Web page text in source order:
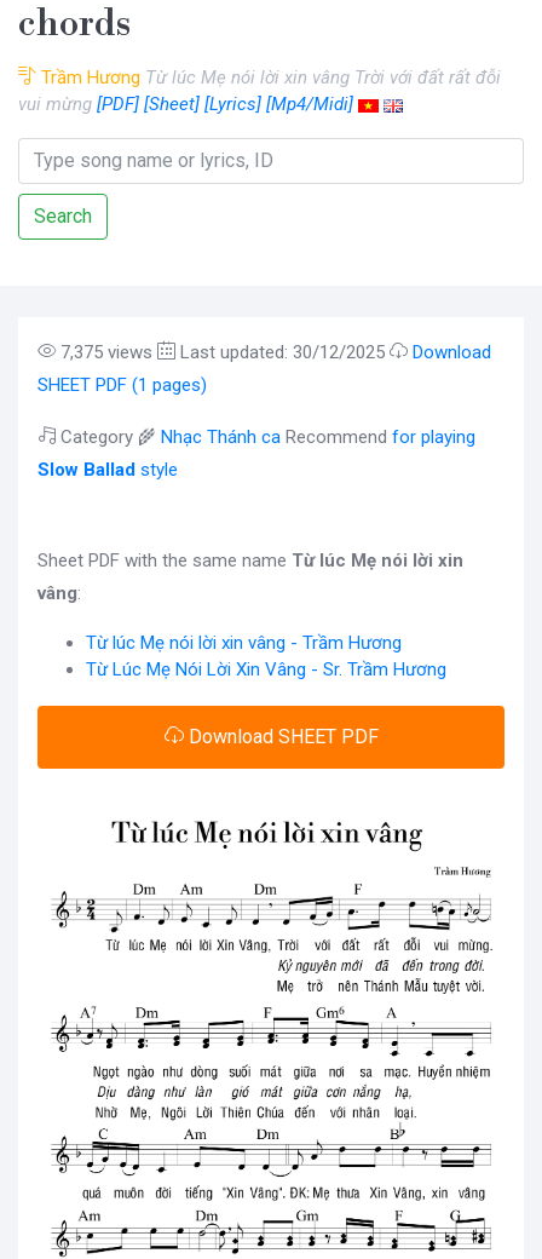
chords
Trầm Hương Từ lúc Mẹ nói lời xin vâng Trời với đất rất đỗi
vui mừng [PDF] [Sheet] [Lyrics] [Mp4/Midi]
Search
7,375 views Last updated: 30/12/2025
Download
SHEET PDF (1 pages)
Category 🌾 Nhạc Thánh ca Recommend for playing
Slow Ballad style
Sheet PDF with the same name Từ lúc Mẹ nói lời xin
vâng:
Từ lúc Mẹ nói lời xin vâng - Trầm Hương
Từ Lúc Mẹ Nói Lời Xin Vâng - Sr. Trầm Hương
Download SHEET PDF